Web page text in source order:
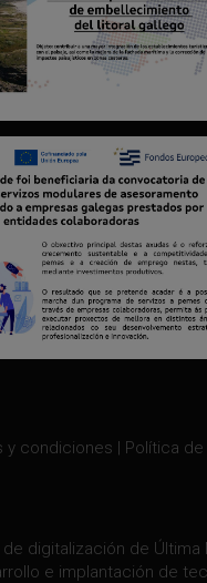
y condiciones | Política
digitalización de
e implantación de